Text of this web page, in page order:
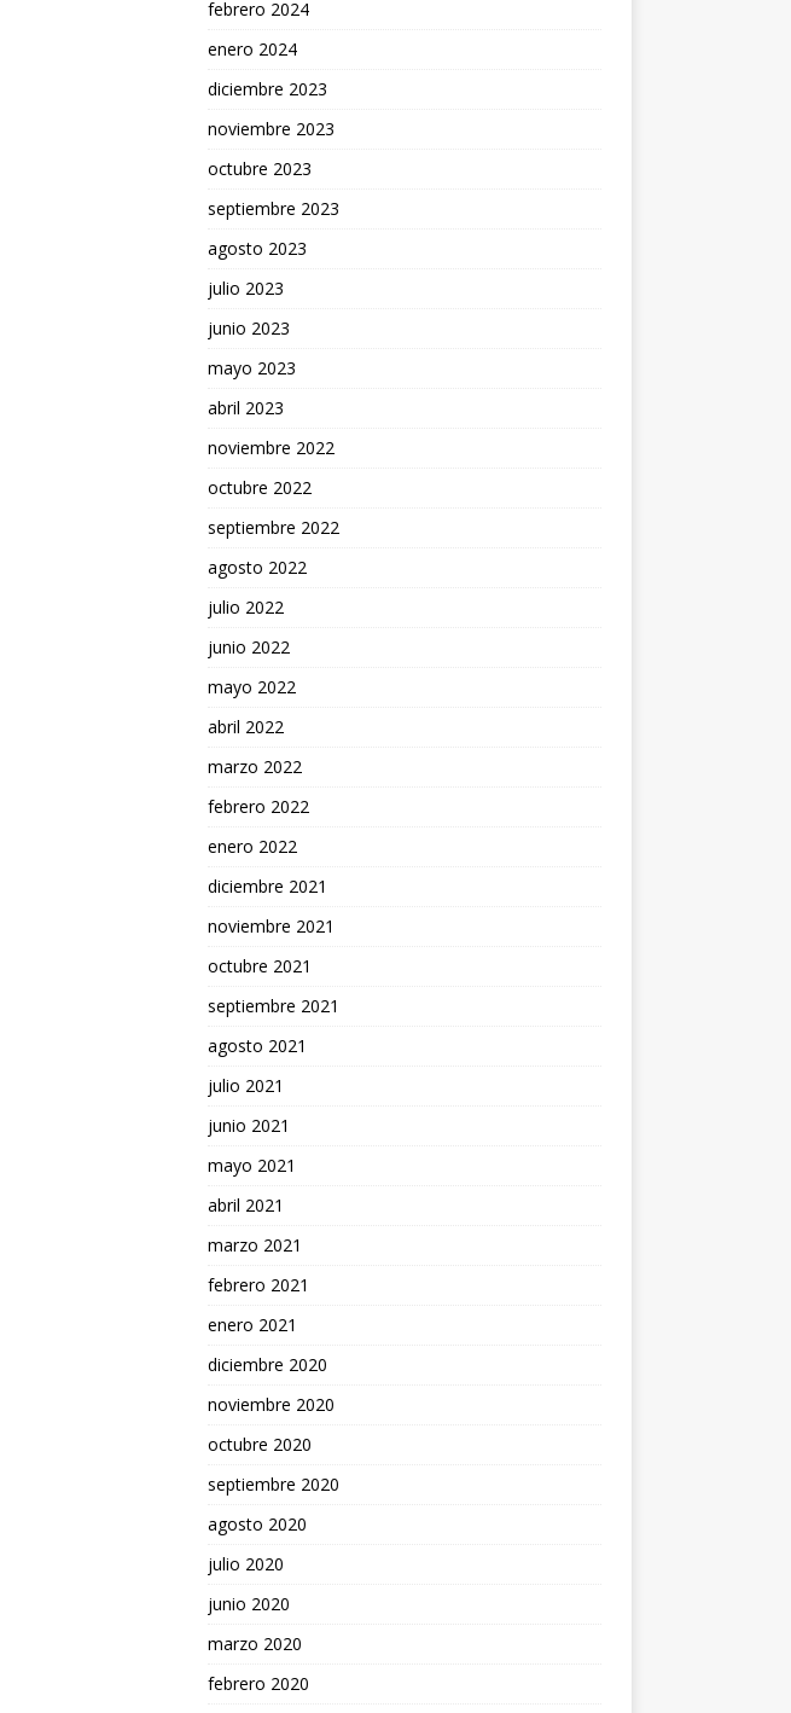
febrero 2024
enero 2024
diciembre 2023
noviembre 2023
octubre 2023
septiembre 2023
agosto 2023
julio 2023
junio 2023
mayo 2023
abril 2023
noviembre 2022
octubre 2022
septiembre 2022
agosto 2022
julio 2022
junio 2022
mayo 2022
abril 2022
marzo 2022
febrero 2022
enero 2022
diciembre 2021
noviembre 2021
octubre 2021
septiembre 2021
agosto 2021
julio 2021
junio 2021
mayo 2021
abril 2021
marzo 2021
febrero 2021
enero 2021
diciembre 2020
noviembre 2020
octubre 2020
septiembre 2020
agosto 2020
julio 2020
junio 2020
marzo 2020
febrero 2020